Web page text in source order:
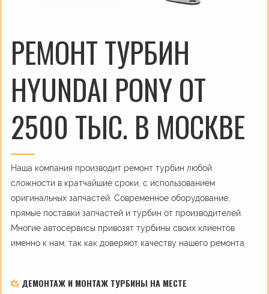
РЕМОНТ ТУРБИН
HYUNDAI PONY ОТ
2500 ТЫС. В МОСКВЕ
Наша компания производит ремонт турбин любой
сложности в кратчайшие сроки, с использованием
оригинальных запчастей. Современное оборудование,
прямые поставки запчастей и турбин от производителей.
Многие автосервисы привозят турбины своих клиентов
именно к нам, так как доверяют качеству нашего ремонта.
ДЕМОНТАЖ И МОНТАЖ ТУРБИНЫ НА МЕСТЕ